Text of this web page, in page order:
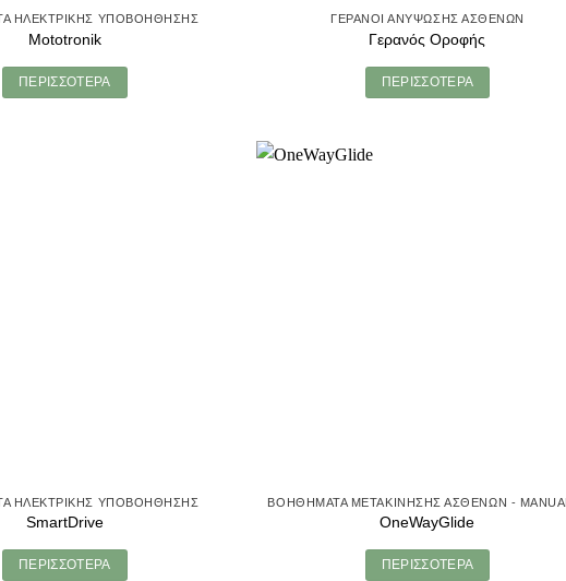
ΗΛΕΚΤΡΙΚΉΣ ΥΠΟΒΟΉΘΗΣΗΣ
Mototronik
ΠΕΡΙΣΣΌΤΕΡΑ
ΓΕΡΑΝΟΊ ΑΝΎΨΩΣΗΣ ΑΣΘΕΝΏΝ
Γερανός Οροφής
ΠΕΡΙΣΣΌΤΕΡΑ
ΗΛΕΚΤΡΙΚΉΣ ΥΠΟΒΟΉΘΗΣΗΣ
SmartDrive
ΠΕΡΙΣΣΌΤΕΡΑ
OneWayGlide
ΠΕΡΙΣΣΌΤΕΡΑ